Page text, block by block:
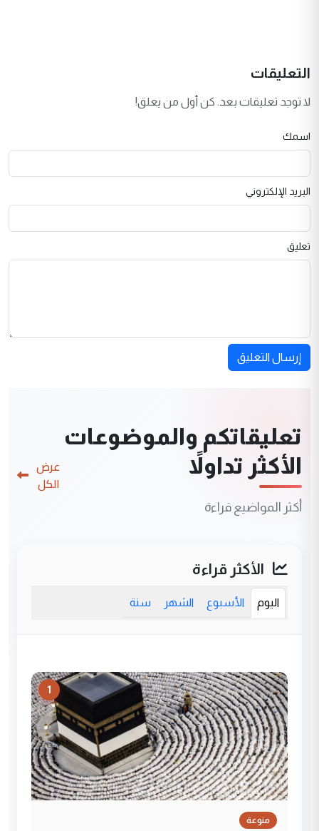
التعليقات
لا توجد تعليقات بعد. كن أول من يعلق!
اسمك
البريد الإلكتروني
تعليق
إرسال التعليق
تعليقاتكم والموضوعات
الأكثر تداولاً
أكثر المواضيع قراءة
عرض
الكل
الأكثر قراءة
اليوم الأسبوع الشهر سنة
1
منوعة